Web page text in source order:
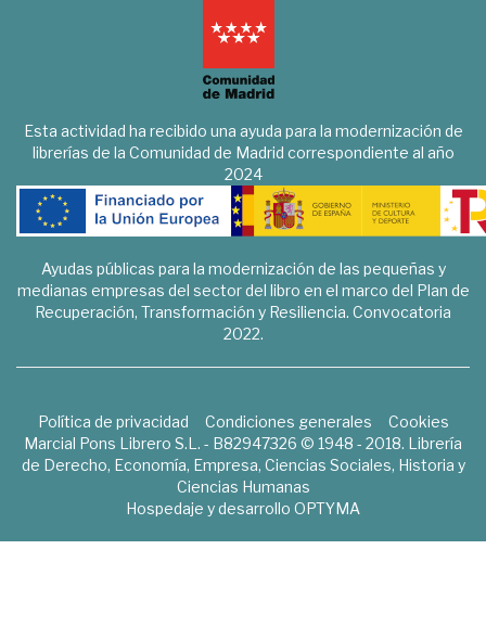
Esta actividad ha recibido una ayuda para la modernización de
librerías de la Comunidad de Madrid correspondiente al año
2024
Ayudas públicas para la modernización de las pequeñas y
medianas empresas del sector del libro en el marco del Plan de
Recuperación, Transformación y Resiliencia. Convocatoria
2022.
Política de privacidad Condiciones generales
Cookies
Marcial Pons Librero S.L. - B82947326 © 1948 - 2018. Librería
de Derecho, Economía, Empresa, Ciencias Sociales, Historia y
Ciencias Humanas
Hospedaje y desarrollo OPTYMA